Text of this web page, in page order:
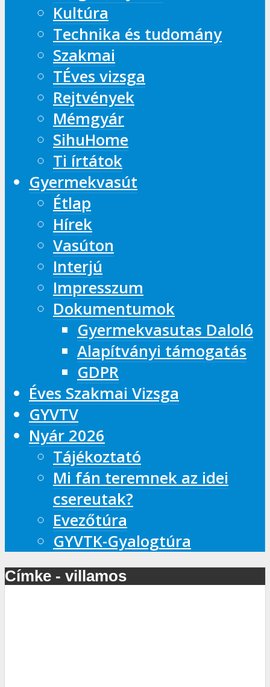
Kultúra
Technika és tudomány
Szakmai
TÉves vizsga
Rejtvények
Mémgyár
SihuHome
Ti írtátok
Gyermekvasút
Étlap
Hírek
Vasúton
Interjú
Impresszum
Dokumentumok
Gyermekvasutas Daloló
Alapítványi támogatás
GDPR
Éves Szakmai Vizsga
GYVTV
Nyár 2026
Tájékoztató
Mi fán teremnek az idei
csereutak?
Evezőtúra
GYVTK-Gyalogtúra
Címke - villamos